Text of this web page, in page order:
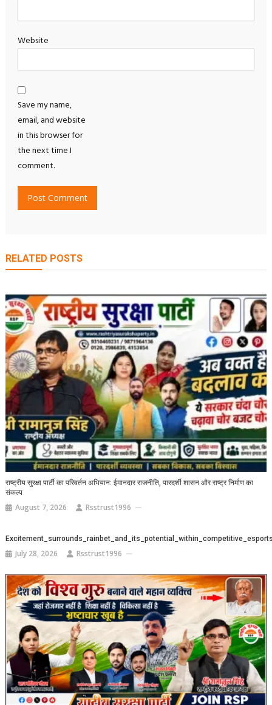
Website
Save my name,
email, and website
in this browser for
the next time I
comment.
RELATED POSTS
राष्ट्रीय सुरक्षा पार्टी का परिवर्तन अभियान: ईमानदार राजनीति, पारदर्शी शासन और राष्ट्र निर्माण का
संकल्प
August 7, 2026 Rsstrust1996
July 28, 2026 Rsstrust1996